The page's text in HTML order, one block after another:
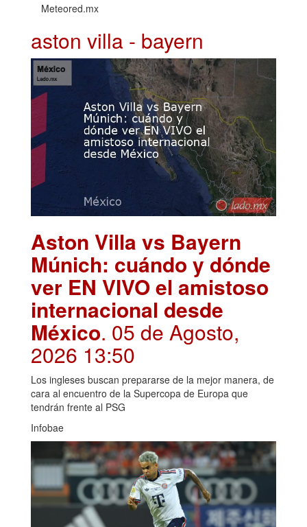
Meteored.mx
aston villa - bayern
Aston Villa vs Bayern
Múnich: cuándo y dónde
ver EN VIVO el amistoso
internacional desde
México. 05 de Agosto,
2026 13:50
Los ingleses buscan prepararse de la mejor manera, de
cara al encuentro de la Supercopa de Europa que
tendrán frente al PSG
Infobae